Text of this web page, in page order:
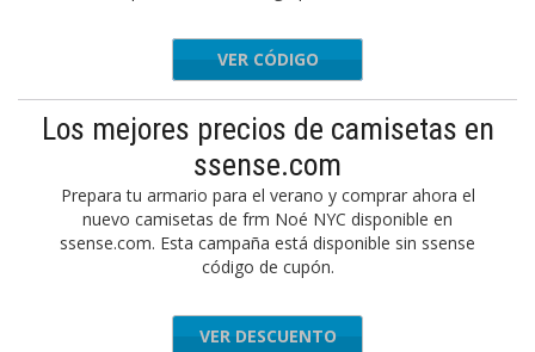
OPFIRST
VER CÓDIGO
Los mejores precios de camisetas en
ssense.com
Prepara tu armario para el verano y comprar ahora el
nuevo camisetas de frm Noé NYC disponible en
ssense.com. Esta campaña está disponible sin ssense
código de cupón.
VER DESCUENTO